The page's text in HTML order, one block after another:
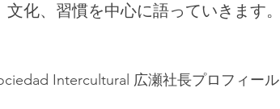
文化、習慣を中心に語っていきます。
Intercultural 広瀬社長プロフィール